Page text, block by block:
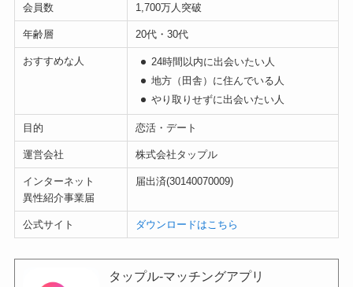
会員数 1,700万人突破
年齢層 20代・30代
おすすめな人
24時間以内に出会いたい人
地方（田舎）に住んでいる人
やり取りせずに出会いたい人
目的 恋活・デート
運営会社 株式会社タップル
インターネット
異性紹介事業届
届出済(30140070009)
公式サイト ダウンロードはこちら
タップル-マッチングアプリ